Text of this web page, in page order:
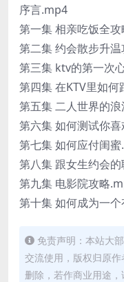
序言.mp4
第一集 相亲吃饭全
第二集 约会散步升
第三集 ktv的第一次
第四集 在KTV里如
第五集 二人世界的
第六集 如何测试你
第七集 如何应付闺
第八集 跟女生约会
第九集 电影院攻略
第十集 如何成为一
免责声明：本站大
交流使用，版权归原
删除，若作商业用途